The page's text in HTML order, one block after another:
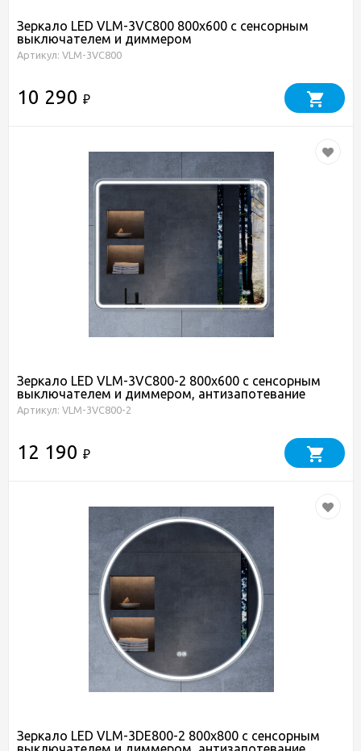
Зеркало LED VLM-3VC800 800х600 c сенсорным
выключателем и диммером
Артикул: VLM-3VC800
10 290 ₽
Зеркало LED VLM-3VC800-2 800х600 c сенсорным
выключателем и диммером, антизапотевание
Артикул: VLM-3VC800-2
12 190 ₽
Зеркало LED VLM-3DE800-2 800x800 c сенсорным